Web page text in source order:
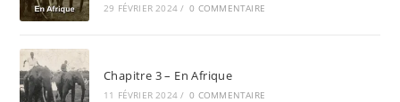
29 FÉVRIER 2024 / 0 COMMENTAIRE
Chapitre 3 – En Afrique
11 FÉVRIER 2024 / 0 COMMENTAIRE